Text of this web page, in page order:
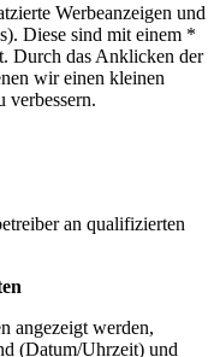
Werbeanzeigen und
Diese sind mit einem *
Durch das Anklicken der
wir einen kleinen
verbessern.
an qualifizierten
angezeigt werden,
(Datum/Uhrzeit) und